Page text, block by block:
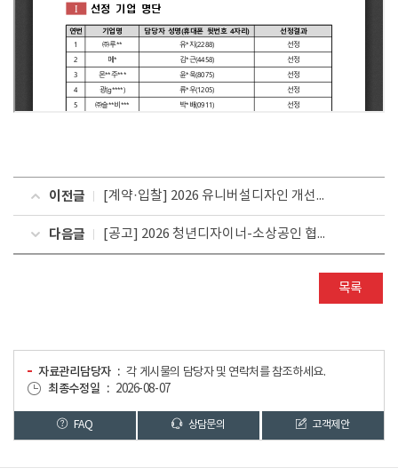
이전글 [계약·입찰] 2026 유니버설디자인 개선사업 디자인 용역 입찰 재공고
다음글 [공고] 2026 청년디자이너-소상공인 협업 디자인 프로젝트 지원 과제 모집
목록
자료관리담당자
각 게시물의 담당자 및 연락처를 참조하세요.
최종수정일
2026-08-07
FAQ 상담문의 고객제안